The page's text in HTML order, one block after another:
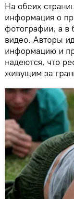
На обеих
информация о
фотографии, а в
видео. Авторы
информацию и
надеются, что
живущим за